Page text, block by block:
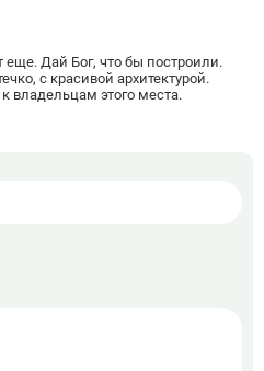
еще. Дай Бог, что бы построили.
с красивой архитектурой.
этого места.